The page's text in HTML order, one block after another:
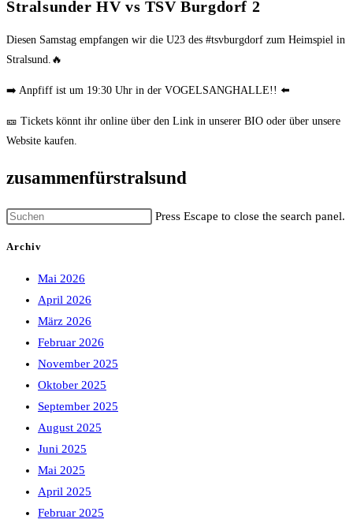
Stralsunder HV vs TSV Burgdorf 2
Diesen Samstag empfangen wir die U23 des #tsvburgdorf zum Heimspiel in
Stralsund.🔥
➡️ Anpfiff ist um 19:30 Uhr in der VOGELSANGHALLE!! ⬅️
🎫 Tickets könnt ihr online über den Link in unserer BIO oder über unsere
Website kaufen.
zusammenfürstralsund
Press Escape to close the search panel.
Archiv
Mai 2026
April 2026
März 2026
Februar 2026
November 2025
Oktober 2025
September 2025
August 2025
Juni 2025
Mai 2025
April 2025
Februar 2025